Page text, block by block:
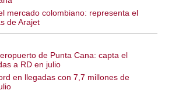
mercado colombiano: representa el
de Arajet
de Punta Cana: capta el
a RD en julio
en llegadas con 7,7 millones de